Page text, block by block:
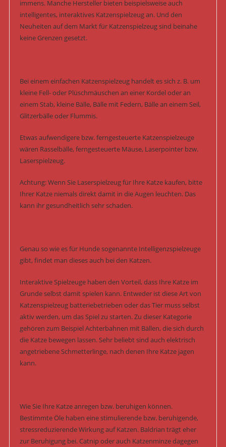
immens. Manche Hersteller bieten beispielsweise auch
intelligentes, interaktives Katzenspielzeug an. Und den
Neuheiten auf dem Markt für Katzenspielzeug sind beinahe
keine Grenzen gesetzt.
Bei einem einfachen Katzenspielzeug handelt es sich z. B. um
kleine Fell- oder Plüschmäuschen an einer Kordel oder an
einem Stab, kleine Bälle, Bälle mit Federn, Bälle an einem Seil,
Glitzerbälle oder Flummis.
Etwas aufwendigere bzw. ferngesteuerte Katzenspielzeuge
wären Rasselbälle, ferngesteuerte Mäuse, Laserpointer bzw.
Laserspielzeug.
Achtung: Wenn Sie Laserspielzeug für Ihre Katze kaufen, bitte
Ihrer Katze niemals direkt damit in die Augen leuchten. Das
kann ihr gesundheitlich sehr schaden.
Genau so wie es für Hunde sogenannte Intelligenzspielzeuge
gibt, findet man dieses auch bei den Katzen.
Interaktive Spielzeuge haben den Vorteil, dass Ihre Katze im
Grunde selbst damit spielen kann. Entweder ist diese Art von
Katzenspielzeug batteriebetrieben oder das Tier muss selbst
aktiv werden, um das Spiel zu starten. Zu dieser Kategorie
gehören zum Beispiel Achterbahnen mit Bällen, die sich durch
die Katze bewegen lassen. Sehr beliebt sind auch elektrisch
angetriebene Schmetterlinge, nach denen Ihre Katze jagen
kann.
Wie Sie Ihre Katze anregen bzw. beruhigen können.
Bestimmte Öle haben eine stimulierende bzw. beruhigende,
stressreduzierende Wirkung auf Katzen. Baldrian trägt eher
zur Beruhigung bei. Catnip oder auch Katzenminze dagegen